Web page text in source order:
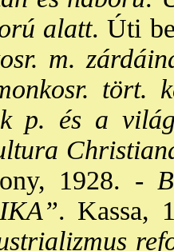
alatt. Úti
m.
tört.
p. és a
1928. -
. Kassa,